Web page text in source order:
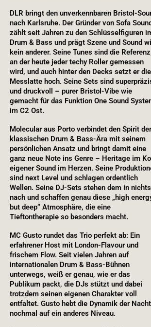
DLR bringt den unverkennbaren Bristol-
nach Karlsruhe. Der Gründer von Sofa Sound
zählt seit Jahren zu den Schlüsselfiguren
Drum & Bass und prägt Szene und Sound
kein anderer. Seine Tunes sind die
an der heute jeder techy Roller gemessen
wird, und auch hinter den Decks setzt er die
Messlatte hoch. Seine Sets sind
und druckvoll – purer Bristol-Vibe wie
gemacht für das Funktion One Sound
im C2 Ost.
Molecular aus Porto verbindet den Spirit der
klassischen Drum & Bass-Ära mit seinem
persönlichen Ansatz und bringt damit eine
ganz neue Note ins Genre – Heritage im
eigener Sound im Herzen. Seine
sind next Level und schlagen ordentlich
Wellen. Seine DJ-Sets stehen dem in nichts
nach und schaffen genau diese „high
but deep“ Atmosphäre, die eine
Tieftontherapie so besonders macht.
MC Gusto rundet das Trio perfekt ab: Ein
erfahrener Host mit London-Flavour und
frischem Flow. Seit vielen Jahren auf
internationalen Drum & Bass-Bühnen
unterwegs, weiß er genau, wie er das
Publikum packt, die DJs stützt und dabei
trotzdem seinen eigenen Charakter voll
entfaltet. Gusto hebt die Dynamik der Nacht
nochmal auf ein anderes Niveau.